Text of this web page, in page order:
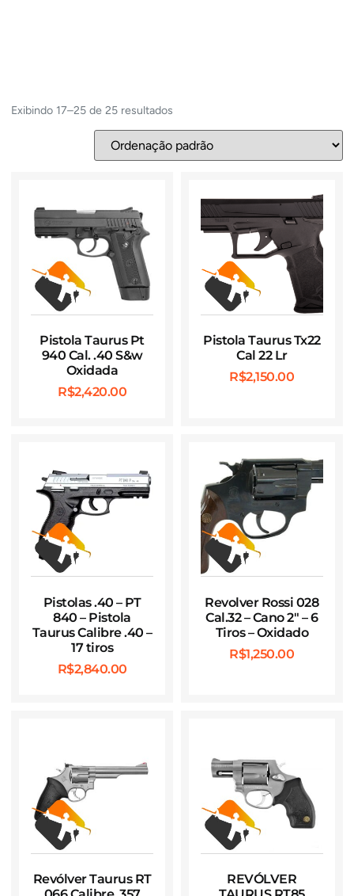
Exibindo 17–25 de 25 resultados
Pistola Taurus Pt
940 Cal. .40 S&w
Oxidada
R$2,420.00
Pistola Taurus Tx22
Cal 22 Lr
R$2,150.00
Pistolas .40 – PT
840 – Pistola
Taurus Calibre .40 –
17 tiros
R$2,840.00
Revolver Rossi 028
Cal.32 – Cano 2″ – 6
Tiros – Oxidado
R$1,250.00
Revólver Taurus RT
REVÓLVER